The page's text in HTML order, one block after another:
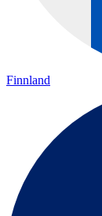
Finnland